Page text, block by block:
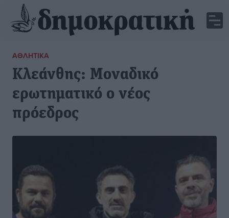
ΑΘΛΗΤΙΚΆ
Κλεάνθης: Μοναδικό
ερωτηματικό ο νέος
πρόεδρος